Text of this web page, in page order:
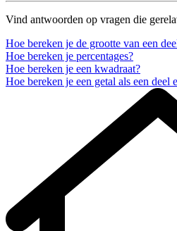
Vind antwoorden op vragen die
Hoe bereken je de grootte van een
Hoe bereken je percentages?
Hoe bereken je een kwadraat?
Hoe bereken je een getal als een deel